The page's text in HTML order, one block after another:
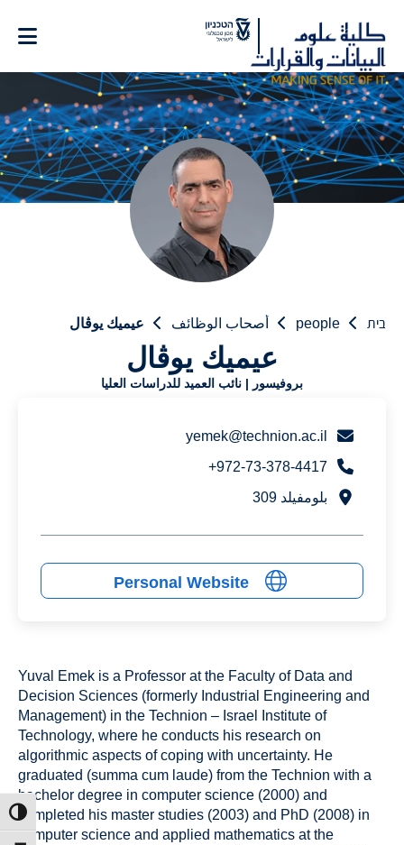
Content
בית people أصحاب الوظائف عيميك يوڨال
عيميك يوڨال
بروفيسور | نائب العميد للدراسات العليا
yemek@technion.ac.il
972-73-378-4417+
بلومفيلد 309
Personal Website
Yuval Emek is a Professor at the Faculty of Data and
Decision Sciences (formerly Industrial Engineering and
Management) in the Technion – Israel Institute of
Technology, where he conducts his research on
algorithmic aspects of coping with uncertainty. He
graduated (summa cum laude) from the Technion with a
bachelor degree in computer science (2000) and
completed his master studies (2003) and PhD (2008) in
computer science and applied mathematics at the